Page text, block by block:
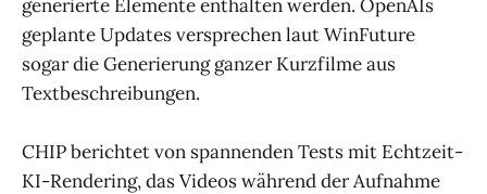
generierte Elemente enthalten werden. OpenAIs
geplante Updates versprechen laut WinFuture
sogar die Generierung ganzer Kurzfilme aus
Textbeschreibungen.
CHIP berichtet von spannenden Tests mit Echtzeit-
KI-Rendering, das Videos während der Aufnahme